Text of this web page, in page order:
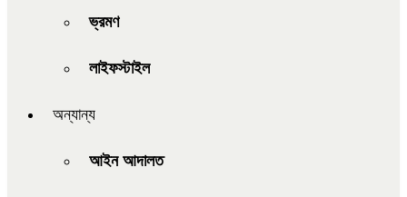
ভ্রমণ
লাইফস্টাইল
অন্যান্য
আইন আদালত